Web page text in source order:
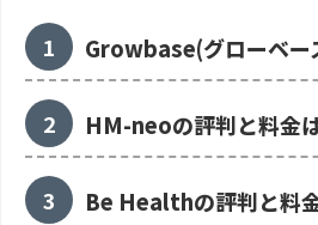
Growbase(グローベー
HM-neoの評判と料金
Be Healthの評判と料